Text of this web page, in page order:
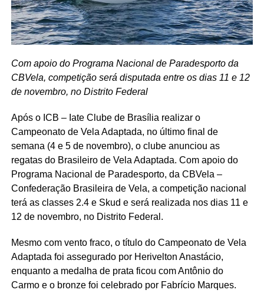
Com apoio do Programa Nacional de Paradesporto da
CBVela, competição será disputada entre os dias 11 e 12
de novembro, no Distrito Federal
Após o ICB – Iate Clube de Brasília realizar o
Campeonato de Vela Adaptada, no último final de
semana (4 e 5 de novembro), o clube anunciou as
regatas do Brasileiro de Vela Adaptada. Com apoio do
Programa Nacional de Paradesporto, da CBVela –
Confederação Brasileira de Vela, a competição nacional
terá as classes 2.4 e Skud e será realizada nos dias 11 e
12 de novembro, no Distrito Federal.
Mesmo com vento fraco, o título do Campeonato de Vela
Adaptada foi assegurado por Herivelton Anastácio,
enquanto a medalha de prata ficou com Antônio do
Carmo e o bronze foi celebrado por Fabrício Marques.